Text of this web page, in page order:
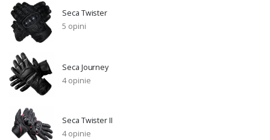
Seca Twister
5 opini
Seca Journey
4 opinie
Seca Twister II
4 opinie